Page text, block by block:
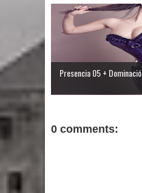
Presencia 05 +
0 comments: